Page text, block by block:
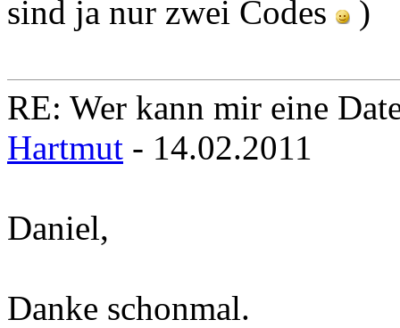
sind ja nur zwei Codes
)
RE: Wer kann mir eine
Hartmut - 14.02.2011
Daniel,
Danke schonmal.